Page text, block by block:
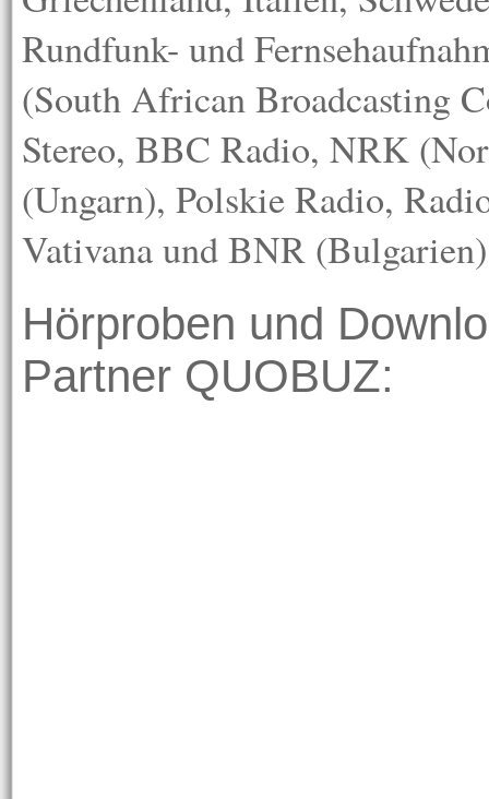
Rundfunk- und
(South African Broadcasting
Stereo, BBC Radio, NRK
(Ungarn), Polskie Radio,
Vativana und BNR
Hörproben und
Partner QUOBUZ: